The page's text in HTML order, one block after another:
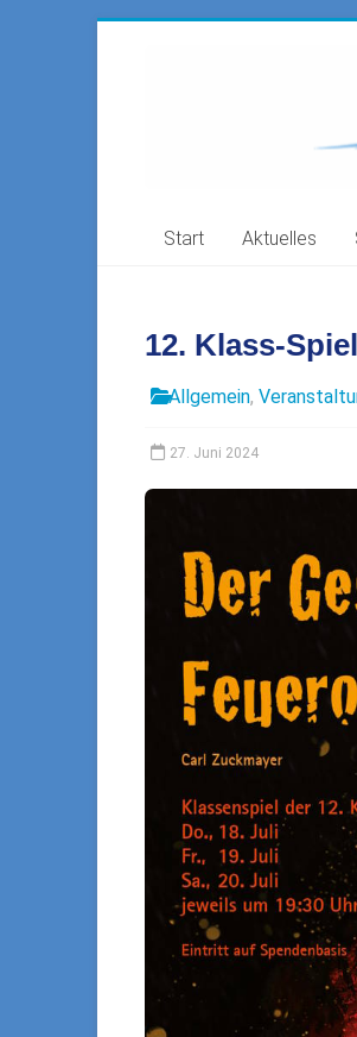
Göppingen-
Start Aktuelles
12. Klass-
Allgemein,
27. Juni 2024